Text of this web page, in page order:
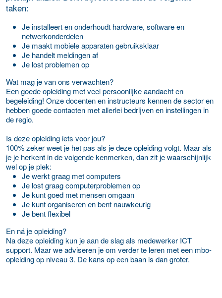
taken:
Je installeert en onderhoudt hardware, software en
netwerkonderdelen
Je maakt mobiele apparaten gebruiksklaar
Je handelt meldingen af
Je lost problemen op
Wat mag je van ons verwachten?
Een goede opleiding met veel persoonlijke aandacht en
begeleiding! Onze docenten en instructeurs kennen de sector en
hebben goede contacten met allerlei bedrijven en instellingen in
de regio.
Is deze opleiding iets voor jou?
100% zeker weet je het pas als je deze opleiding volgt. Maar als
je je herkent in de volgende kenmerken, dan zit je waarschijnlijk
wel op je plek:
Je werkt graag met computers
Je lost graag computerproblemen op
Je kunt goed met mensen omgaan
Je kunt organiseren en bent nauwkeurig
Je bent flexibel
En ná je opleiding?
Na deze opleiding kun je aan de slag als medewerker ICT
support. Maar we adviseren je om verder te leren met een mbo-
opleiding op niveau 3. De kans op een baan is dan groter.